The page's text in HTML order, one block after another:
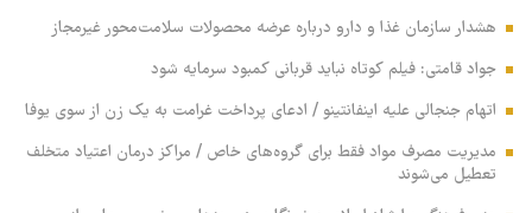
هشدار سازمان غذا و دارو درباره عرضه محصولات سلامت‌محور غیرمجاز
جواد قامتی: فیلم کوتاه نباید قربانی کمبود سرمایه شود
اتهام جنجالی علیه اینفانتینو / ادعای پرداخت غرامت به یک زن از سوی یوفا
مدیریت مصرف مواد فقط برای گروه‌های خاص / مراکز درمان اعتیاد متخلف
تعطیل می‌شوند